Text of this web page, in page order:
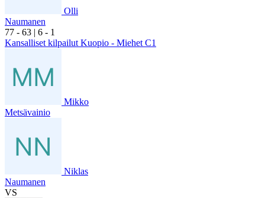
Olli
Naumanen
77 - 63 | 6 - 1
Kansalliset kilpailut Kuopio - Miehet C1
Mikko
Metsävainio
Niklas
Naumanen
VS